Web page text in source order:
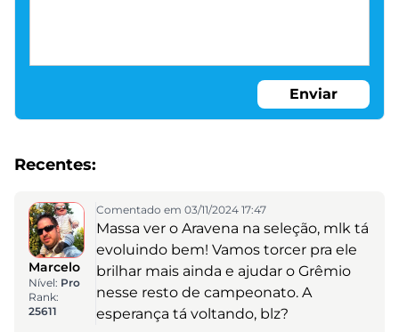
Enviar
Recentes:
Marcelo
Nível: Pro
Rank:
25611
Comentado em 03/11/2024 17:47
Massa ver o Aravena na seleção, mlk tá
evoluindo bem! Vamos torcer pra ele
brilhar mais ainda e ajudar o Grêmio
nesse resto de campeonato. A
esperança tá voltando, blz?